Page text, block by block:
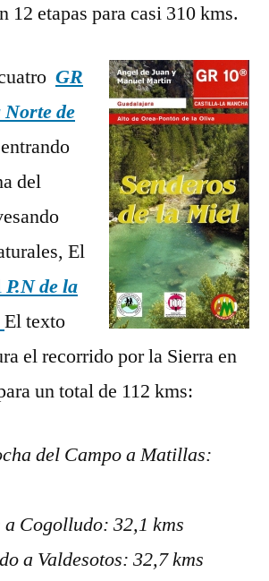
12 etapas para casi 310 kms.
GR
Norte de
entrando
del
El
P.N de la
El texto
el recorrido por la Sierra en
un total de 112 kms:
del Campo a Matillas:
Cogolludo: 32,1 kms
a Valdesotos: 32,7 kms